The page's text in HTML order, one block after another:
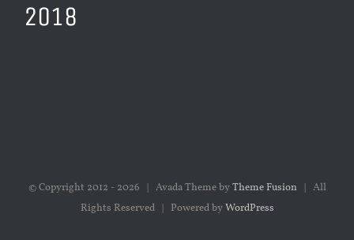
2018
© Copyright 2012 - 2026 | Avada Theme byTheme Fusion| All
Rights Reserved | Powered byWordPress